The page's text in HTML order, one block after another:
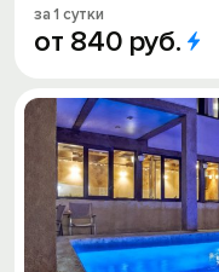
за 1 сутки
от 840 руб.